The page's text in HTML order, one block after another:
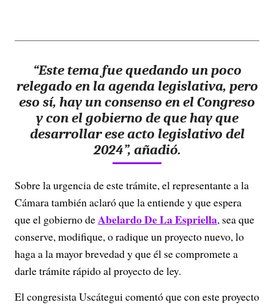
“Este tema fue quedando un poco
relegado en la agenda legislativa, pero
eso sí, hay un consenso en el Congreso
y con el gobierno de que hay que
desarrollar ese acto legislativo del
2024”, añadió.
Sobre la urgencia de este trámite, el representante a la
Cámara también aclaró que la entiende y que espera
que el gobierno deAbelardo De La Espriella, sea que
conserve, modifique, o radique un proyecto nuevo, lo
haga a la mayor brevedad y que él se compromete a
darle trámite rápido al proyecto de ley.
El congresista Uscátegui comentó que con este proyecto